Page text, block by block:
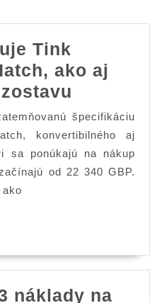
Tink
ako aj
Tink
Edition
Tink
špecifikáciu
konvertibilného aj
sa ponúkajú na nákup
od 22 340 GBP.
ako
náklady na